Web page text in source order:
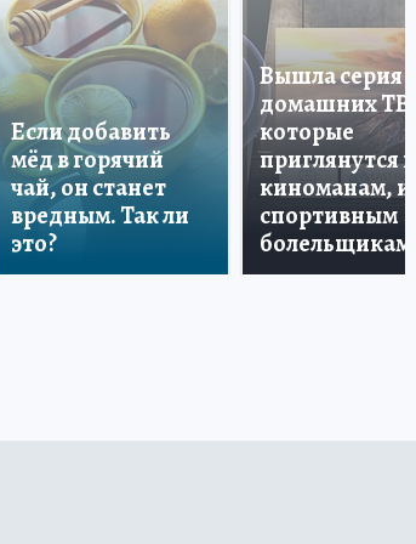
Если добавить
мёд в горячий
чай, он станет
вредным. Так ли
это?
Вышла серия
домашних ТВ,
которые
приглянутся и
киноманам, и
спортивным
болельщикам